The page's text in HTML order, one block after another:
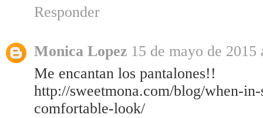
Responder
Monica Lopez 15 de mayo de 2015
Me encantan los pantalones!!
http://sweetmona.com/blog/when-
comfortable-look/